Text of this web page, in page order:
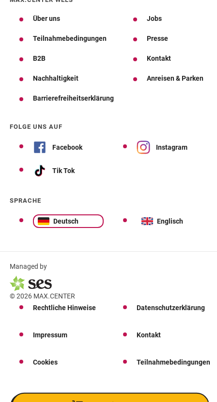
Über uns Jobs
Teilnahmebedingungen Presse
B2B Kontakt
Nachhaltigkeit Anreisen & Parken
Barrierefreiheitserklärung
FOLGE UNS AUF
Facebook Instagram
Tik Tok
SPRACHE
Deutsch Englisch
Managed by
© 2026 MAX.CENTER
Rechtliche Hinweise
Datenschutzerklärung
Impressum Kontakt
Cookies Teilnahmebedingungen